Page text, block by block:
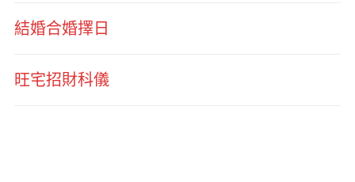
結婚合婚擇日
旺宅招財科儀